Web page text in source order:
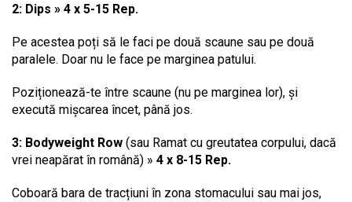
2: Dips » 4 x 5-15 Rep.
Pe acestea poți să le faci pe două scaune sau pe două
paralele. Doar nu le face pe marginea patului.
Poziționează-te între scaune (nu pe marginea lor), și
execută mișcarea încet, până jos.
3: Bodyweight Row (sau Ramat cu greutatea corpului, dacă
vrei neapărat în română) » 4 x 8-15 Rep.
Coboară bara de tracțiuni în zona stomacului sau mai jos,